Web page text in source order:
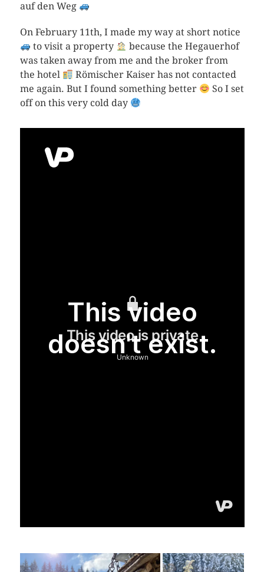
auf den Weg
On February 11th, I made my way at short notice
to visit a property
because the Hegauerhof
was taken away from me and the broker from
the hotel
Römischer Kaiser has not contacted
me again. But I found something better
So I set
off on this very cold day